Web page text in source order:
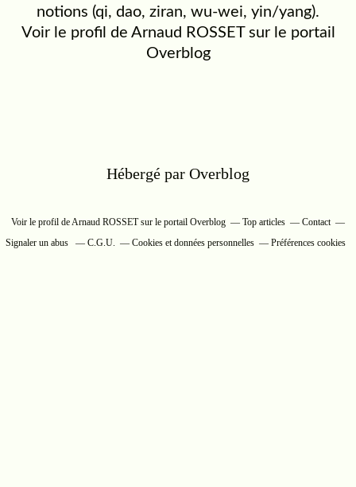
notions (qi, dao, ziran, wu-wei, yin/yang).
Voir le profil de Arnaud ROSSET sur le portail
Overblog
Hébergé par Overblog
Voir le profil de Arnaud ROSSETsur le portail Overblog Top articles
Contact
Signaler un abus
C.G.U. Cookies et données personnelles Préférences cookies